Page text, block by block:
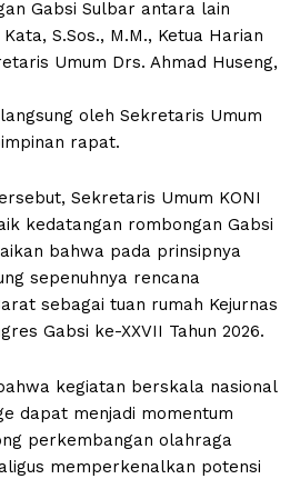
Gabsi Sulbar antara lain
S.Sos., M.M., Ketua Harian
Umum Drs. Ahmad Huseng,
oleh Sekretaris Umum
rapat.
Sekretaris Umum KONI
kedatangan rombongan Gabsi
bahwa pada prinsipnya
sepenuhnya rencana
sebagai tuan rumah Kejurnas
Gabsi ke-XXVII Tahun 2026.
kegiatan berskala nasional
dapat menjadi momentum
perkembangan olahraga
memperkenalkan potensi